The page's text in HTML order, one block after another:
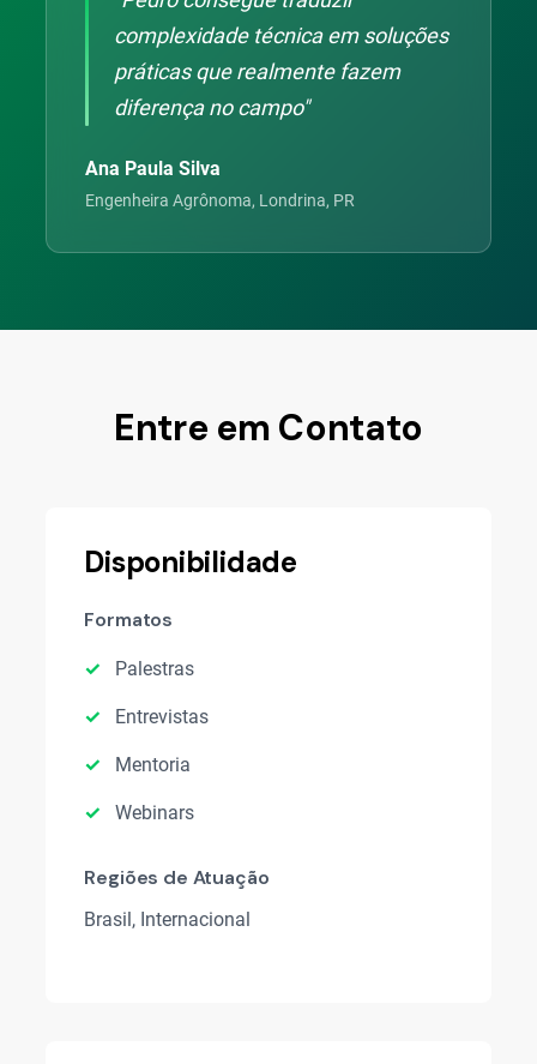
complexidade técnica em soluções
práticas que realmente fazem
diferença no campo"
Ana Paula Silva
Engenheira Agrônoma, Londrina, PR
Entre em Contato
Disponibilidade
Formatos
Palestras
Entrevistas
Mentoria
Webinars
Regiões de Atuação
Brasil, Internacional